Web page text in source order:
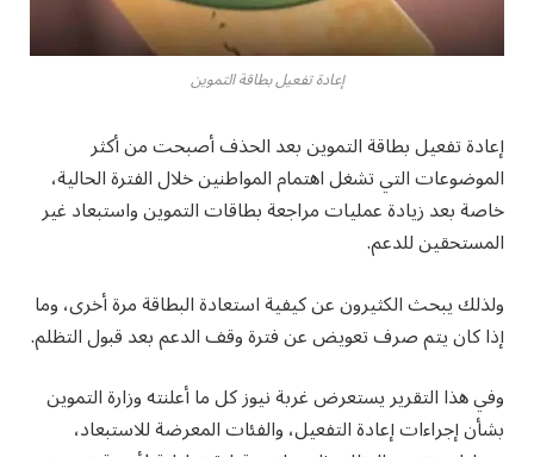
إعادة تفعيل بطاقة التموين
إعادة تفعيل بطاقة التموين بعد الحذف أصبحت من أكثر
الموضوعات التي تشغل اهتمام المواطنين خلال الفترة الحالية،
خاصة بعد زيادة عمليات مراجعة بطاقات التموين واستبعاد غير
المستحقين للدعم.
ولذلك يبحث الكثيرون عن كيفية استعادة البطاقة مرة أخرى، وما
إذا كان يتم صرف تعويض عن فترة وقف الدعم بعد قبول التظلم.
وفي هذا التقرير يستعرض غربة نيوز كل ما أعلنته وزارة التموين
بشأن إجراءات إعادة التفعيل، والفئات المعرضة للاستبعاد،